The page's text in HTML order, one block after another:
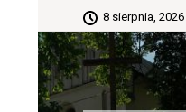
8 sierpnia, 2026